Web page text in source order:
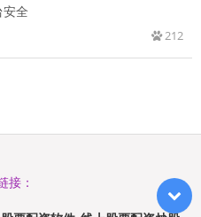
全
212
接：